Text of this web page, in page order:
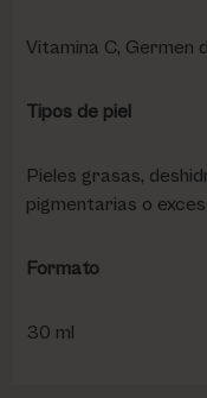
Vitamina C, Germen
Tipos de piel
Pieles grasas,
pigmentarias o
Formato
30 ml